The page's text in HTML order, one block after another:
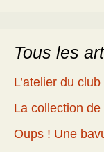
Tous les
L’atelier du club
La collection
Oups ! Une